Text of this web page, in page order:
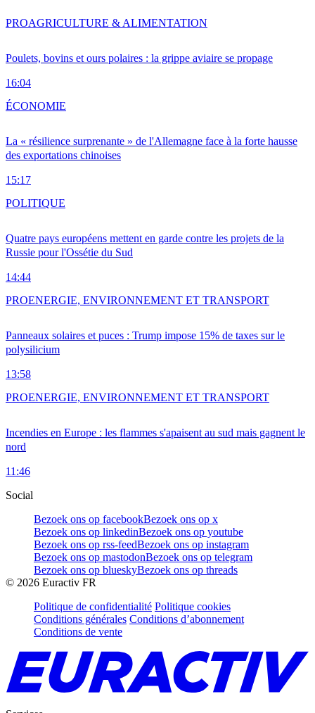
Poulets, bovins et ours polaires : la grippe aviaire se propage
16:04
PROAGRICULTURE & ALIMENTATION
La « résilience surprenante » de l'Allemagne face à la forte hausse
des exportations chinoises
15:17
ÉCONOMIE
Quatre pays européens mettent en garde contre les projets de la
Russie pour l'Ossétie du Sud
14:44
POLITIQUE
Panneaux solaires et puces : Trump impose 15% de taxes sur le
polysilicium
13:58
PROENERGIE, ENVIRONNEMENT ET TRANSPORT
Incendies en Europe : les flammes s'apaisent au sud mais gagnent le
nord
11:46
PROENERGIE, ENVIRONNEMENT ET TRANSPORT
Social
Bezoek ons op facebookBezoek ons op x
Bezoek ons op linkedinBezoek ons op youtube
Bezoek ons op rss-feedBezoek ons op instagram
Bezoek ons op mastodonBezoek ons op telegram
Bezoek ons op blueskyBezoek ons op threads
© 2026 Euractiv FR
Politique de confidentialité Politique cookies
Conditions générales Conditions d’abonnement
Conditions de vente